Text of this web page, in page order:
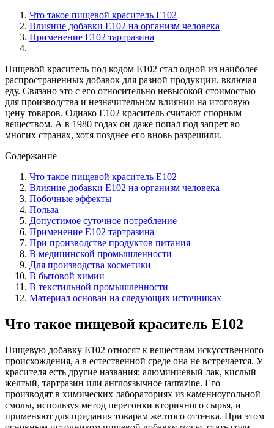
Что такое пищевой краситель Е102
Влияние добавки Е102 на организм человека
Применение Е102 тартразина
Пищевой краситель под кодом Е102 стал одной из наиболее
распространенных добавок для разной продукции, включая
еду. Связано это с его относительно невысокой стоимостью
для производства и незначительном влиянии на итоговую
цену товаров. Однако E102 краситель считают спорным
веществом. А в 1980 годах он даже попал под запрет во
многих странах, хотя позднее его вновь разрешили.
Содержание
Что такое пищевой краситель Е102
Влияние добавки Е102 на организм человека
Побочные эффекты
Польза
Допустимое суточное потребление
Применение Е102 тартразина
При производстве продуктов питания
В медицинской промышленности
Для производства косметики
В бытовой химии
В текстильной промышленности
Материал основан на следующих источниках
Что такое пищевой краситель Е102
Пищевую добавку Е102 относят к веществам искусственного
происхождения, а в естественной среде она не встречается. У
красителя есть другие названия: алюминиевый лак, кислый
желтый, тартразин или англоязычное tartrazine. Его
производят в химических лабораториях из каменноугольной
смолы, используя метод перегонки вторичного сырья, и
применяют для придания товарам желтого оттенка. При этом